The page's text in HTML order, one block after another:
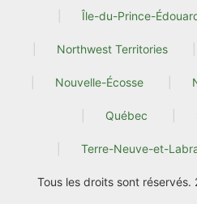
Île-du-Prince-
Northwest Territories
Nouvelle-Écosse
Québec
Terre-Neuve-et-
Tous les droits sont